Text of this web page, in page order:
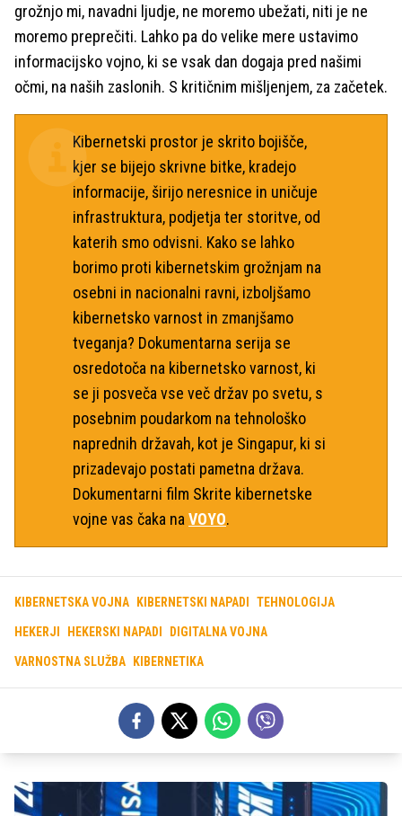
grožnjo mi, navadni ljudje, ne moremo ubežati, niti je ne
moremo preprečiti. Lahko pa do velike mere ustavimo
informacijsko vojno, ki se vsak dan dogaja pred našimi
očmi, na naših zaslonih. S kritičnim mišljenjem, za začetek.
Kibernetski prostor je skrito bojišče,
kjer se bijejo skrivne bitke, kradejo
informacije, širijo neresnice in uničuje
infrastruktura, podjetja ter storitve, od
katerih smo odvisni. Kako se lahko
borimo proti kibernetskim grožnjam na
osebni in nacionalni ravni, izboljšamo
kibernetsko varnost in zmanjšamo
tveganja? Dokumentarna serija se
osredotoča na kibernetsko varnost, ki
se ji posveča vse več držav po svetu, s
posebnim poudarkom na tehnološko
naprednih državah, kot je Singapur, ki si
prizadevajo postati pametna država.
Dokumentarni film Skrite kibernetske
vojne vas čaka na VOYO.
KIBERNETSKA VOJNA KIBERNETSKI NAPADI TEHNOLOGIJA
HEKERJI HEKERSKI NAPADI DIGITALNA VOJNA
VARNOSTNA SLUŽBA KIBERNETIKA